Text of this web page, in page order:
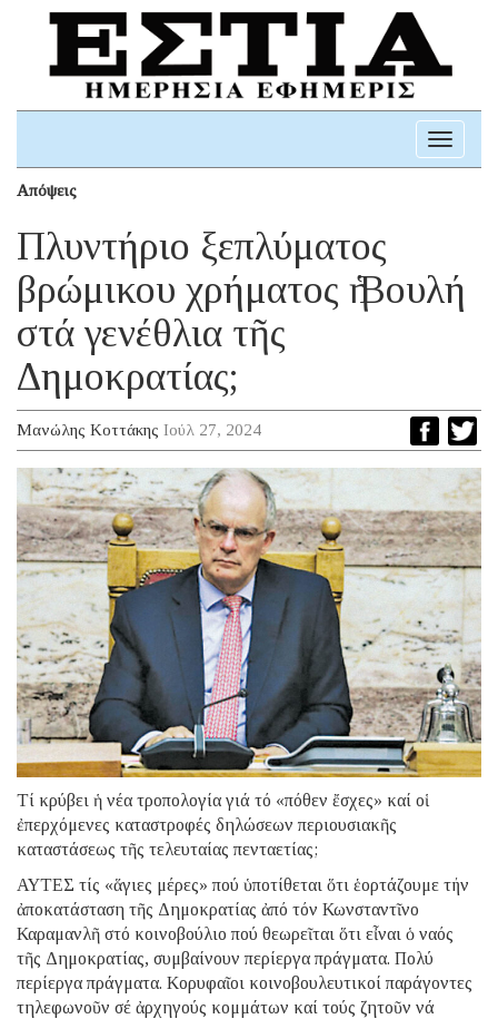
Toggle
Απόψεις
Πλυντήριο ξεπλύματος
βρώμικου χρήματος ἡ Βουλή
στά γενέθλια τῆς
Δημοκρατίας;
Μανώλης Κοττάκης Ιούλ 27, 2024
Τί κρύβει ἡ νέα τροπολογία γιά τό «πόθεν ἔσχες» καί οἱ
ἐπερχόμενες καταστροφές δηλώσεων περιουσιακῆς
καταστάσεως τῆς τελευταίας πενταετίας;
ΑΥΤΕΣ τίς «ἅγιες μέρες» πού ὑποτίθεται ὅτι ἑορτάζουμε τήν
ἀποκατάσταση τῆς Δημοκρατίας ἀπό τόν Κωνσταντῖνο
Καραμανλῆ στό κοινοβούλιο πού θεωρεῖται ὅτι εἶναι ὁ ναός
τῆς Δημοκρατίας, συμβαίνουν περίεργα πράγματα. Πολύ
περίεργα πράγματα. Κορυφαῖοι κοινοβουλευτικοί παράγοντες
τηλεφωνοῦν σέ ἀρχηγούς κομμάτων καί τούς ζητοῦν νά